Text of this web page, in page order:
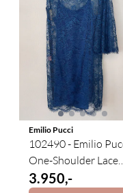
Emilio Pucci
102490 - Emilio
One-Shoulder Lace
Dress ...
3.950,-